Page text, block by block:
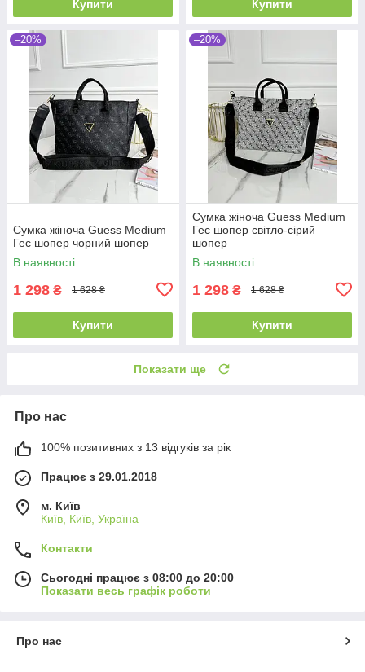
Купити Купити
–20%
Сумка жіноча Guess Medium
Гес шопер чорний шопер
В наявності
1 298 ₴ 1 628 ₴
Купити
–20%
Сумка жіноча Guess Medium
Гес шопер світло-сірий
шопер
В наявності
1 298 ₴ 1 628 ₴
Купити
Показати ще
Про нас
100% позитивних з 13 відгуків за рік
Працює з 29.01.2018
м. Київ
Київ, Київ, Україна
Контакти
Сьогодні працює з 08:00 до 20:00
Показати весь графік роботи
Про нас